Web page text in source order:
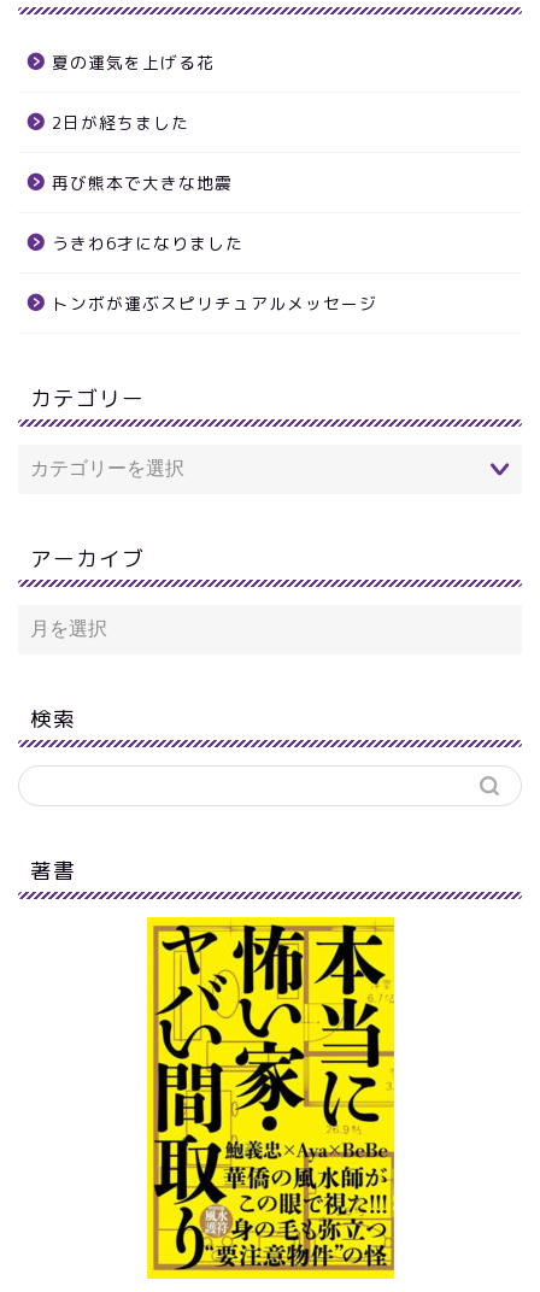
夏の運気を上げる花
2日が経ちました
再び熊本で大きな地震
うきわ6才になりました
トンボが運ぶスピリチュアルメッセージ
カテゴリー
アーカイブ
検索
著書